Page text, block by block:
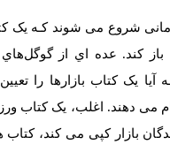
شروع می شوند کـه یک
باز کند. عده اي از گوگل‌هاي‌
آیا یک کتاب بازارها را
می دهند. اغلب، یک
بازار کپی می کند،